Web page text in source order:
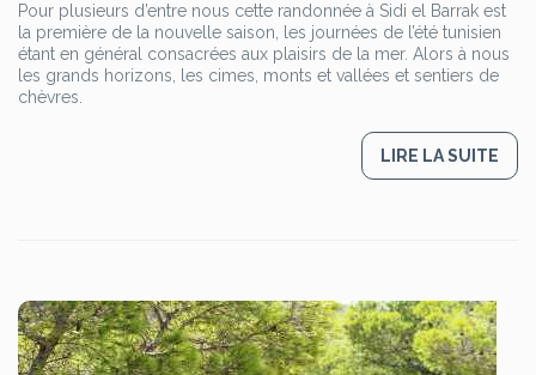
Pour plusieurs d’entre nous cette randonnée à Sidi el Barrak est
la première de la nouvelle saison, les journées de l’été tunisien
étant en général consacrées aux plaisirs de la mer. Alors à nous
les grands horizons, les cimes, monts et vallées et sentiers de
chèvres.
LIRE LA SUITE